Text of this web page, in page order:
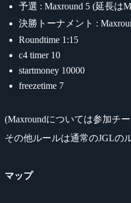
予選 : Maxround 5 (延長は
決勝トーナメント :
Roundtime 1:15
c4 timer 10
startmoney 10000
freezetime 7
(Maxroundについては参加チ
その他ルールは通常のJGLの
マップ